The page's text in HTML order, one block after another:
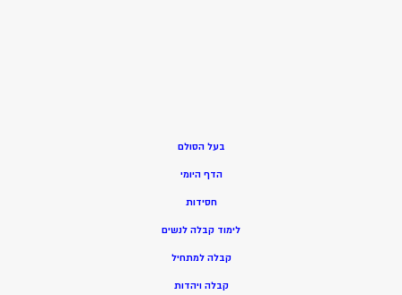
בעל הסולם
הדף היומי
חסידות
לימוד קבלה לנשים
קבלה למתחיל
קבלה ויהדות